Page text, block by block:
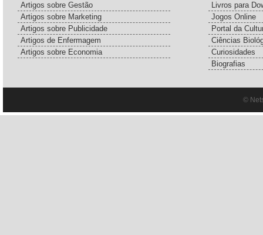
Artigos sobre Gestão
Artigos sobre Marketing
Artigos sobre Publicidade
Artigos de Enfermagem
Artigos sobre Economia
Livros para
Jogos Online
Portal da
Ciências
Curiosidades
Biografias
©